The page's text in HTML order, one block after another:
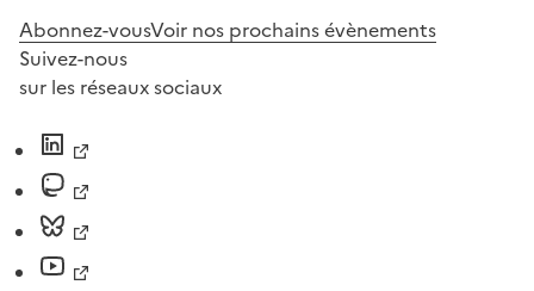
Abonnez-vousVoir nos prochains évènements
Suivez-nous
sur les réseaux sociaux